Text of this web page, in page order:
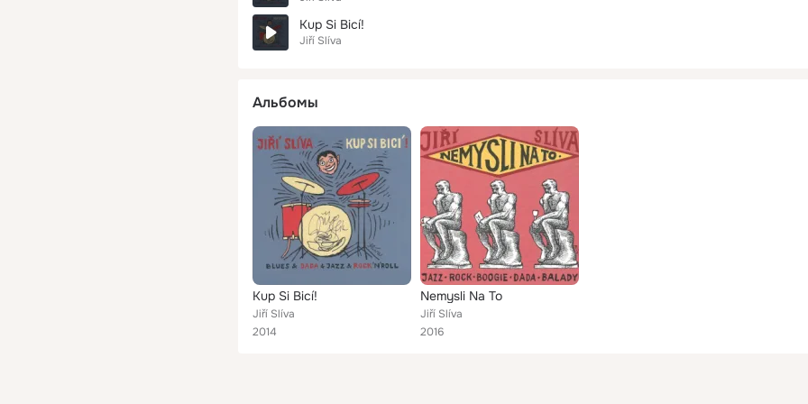
Kup Si Bicí!
Jiří Slíva
Альбомы
Kup Si Bicí!
Jiří Slíva
2014
Nemysli Na To
Jiří Slíva
2016